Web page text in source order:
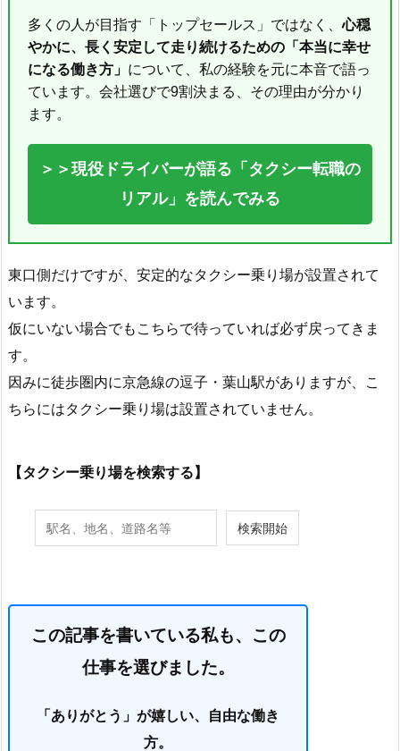
多くの人が目指す「トップセールス」ではなく、心穏
やかに、長く安定して走り続けるための「本当に幸せ
になる働き方」 について、私の経験を元に本音で語っ
ています。会社選びで9割決まる、その理由が分かり
ます。
＞＞現役ドライバーが語る「タクシー転職の
リアル」を読んでみる
東口側だけですが、安定的なタクシー乗り場が設置されて
います。
仮にいない場合でもこちらで待っていれば必ず戻ってきま
す。
因みに徒歩圏内に京急線の逗子・葉山駅がありますが、こ
ちらにはタクシー乗り場は設置されていません。
【タクシー乗り場を検索する】
この記事を書いている私も、この
仕事を選びました。
「ありがとう」が嬉しい、自由な働き
方。